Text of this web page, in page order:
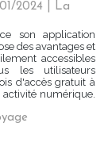
2024
La
son application
des avantages et
accessibles
les utilisateurs
d'accès gratuit à
numérique.